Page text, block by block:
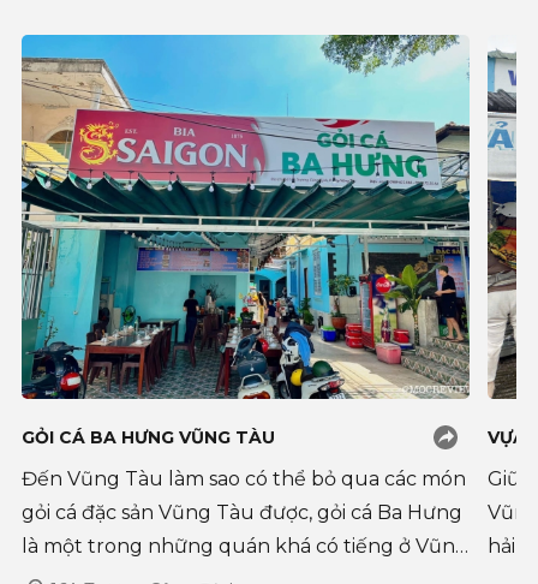
GỎI CÁ BA HƯNG VŨNG TÀU
Đến Vũng Tàu làm sao có thể bỏ qua các món
gỏi cá đặc sản Vũng Tàu được, gỏi cá Ba Hưng
là một trong những quán khá có tiếng ở Vũng
VỰA
hải